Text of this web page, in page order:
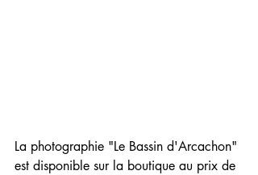
La photographie "Le Bassin d'Arcachon"
est disponible sur la boutique au prix de